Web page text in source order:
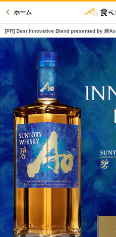
ホーム
[PR] Best Innovative Blend presented by 碧Ao